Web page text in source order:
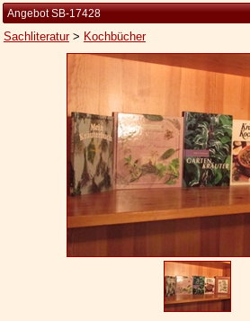
Zur Person
Kleine Kulturgeschichte
Die Brockhaus Auflagen
Die Meyer Auflagen
Zu den Angeboten
Angebot SB-17428
Sachliteratur> Kochbücher